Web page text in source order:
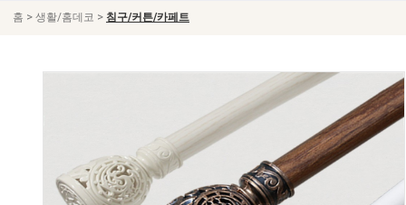
홈 > 생활/홈데코 > 침구/커튼/카페트